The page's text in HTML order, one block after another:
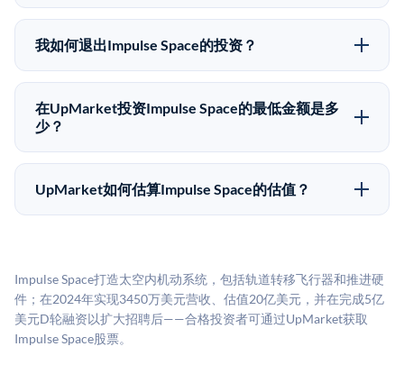
者应做好可能全部损失的准备。私有公司的估值在融资
轮次之间可能大幅波动。投资者应在投资前咨询其财务
在Pre-IPO交易中，合格投资者通过二级市场平台从现有
股东（如员工、早期投资者或其他持有人）处购买股
为FINRA注册的经纪交易商促成这些交易，代表双方处
理合规、文件和结算事宜。
我如何退出Impulse Space的投资？
Pre-IPO持股主要有两种退出途径：在二级市场将股份出
售给其他买家，或持有直到公司完成IPO或被收购。两
种途径都受限于转让限制、公司批准（优先购买权）和
做好多年持有的准备。
在UpMarket投资Impulse Space的最低金额是多
少？
UpMarket上大多数Pre-IPO产品的最低投资金额为
50,000美元。具体金额可能因产品和股份供应情况而有
UpMarket如何估算Impulse Space的估值？
司可比倍数应用私有公司折扣，以反映流动性不足和信
息不对称。此估值不构成投资建议，可能与实际交易价
格存在重大差异。
Impulse Space打造太空内机动系统，包括轨道转移飞行器和推进硬
件；在2024年实现3450万美元营收、估值20亿美元，并在完成5亿
美元D轮融资以扩大招聘后——合格投资者可通过UpMarket获取
Impulse Space股票。